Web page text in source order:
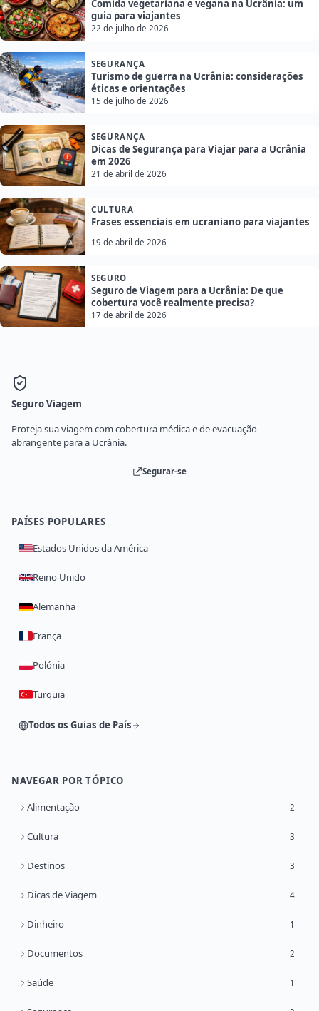
Comida vegetariana e vegana na Ucrânia: um
guia para viajantes
22 de julho de 2026
SEGURANÇA
Turismo de guerra na Ucrânia: considerações
éticas e orientações
15 de julho de 2026
SEGURANÇA
Dicas de Segurança para Viajar para a Ucrânia
em 2026
21 de abril de 2026
CULTURA
Frases essenciais em ucraniano para viajantes
19 de abril de 2026
SEGURO
Seguro de Viagem para a Ucrânia: De que
cobertura você realmente precisa?
17 de abril de 2026
Seguro Viagem
Proteja sua viagem com cobertura médica e de evacuação
abrangente para a Ucrânia.
Segurar-se
PAÍSES POPULARES
Estados Unidos da América
Reino Unido
Alemanha
França
Polónia
Turquia
Todos os Guias de País
NAVEGAR POR TÓPICO
Alimentação 2
Cultura 3
Destinos 3
Dicas de Viagem 4
Dinheiro 1
Documentos 2
Saúde 1